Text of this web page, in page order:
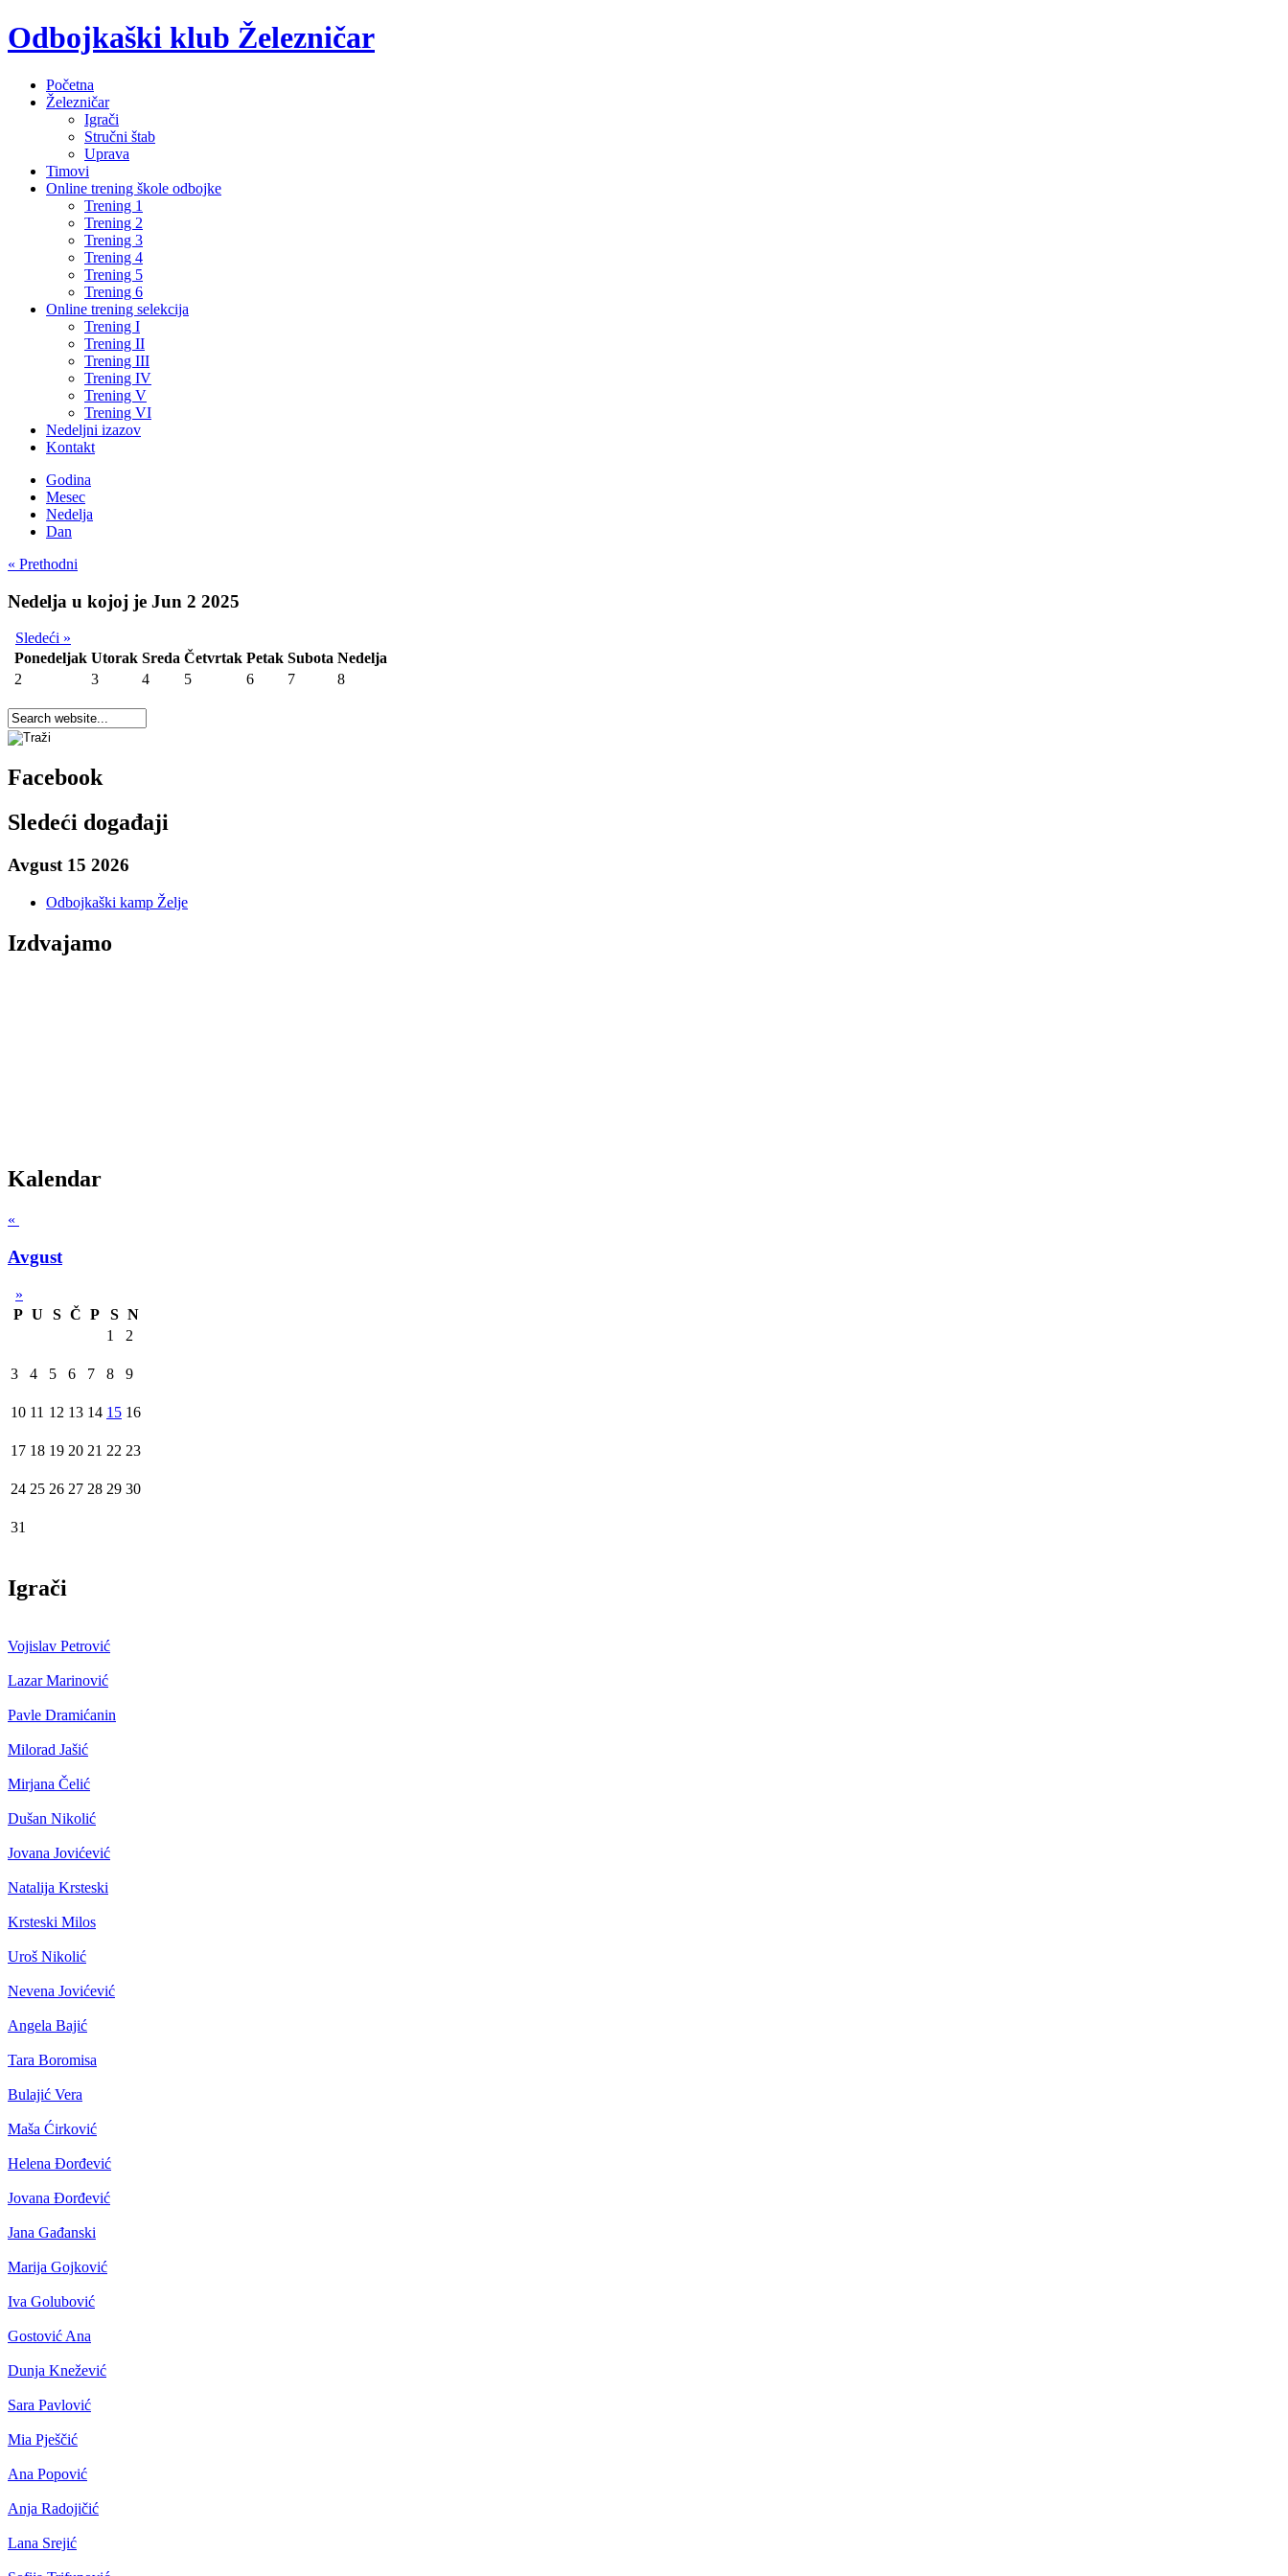
Odbojkaški klub Železničar
Početna
Železničar
Igrači
Stručni štab
Uprava
Timovi
Online trening škole odbojke
Trening 1
Trening 2
Trening 3
Trening 4
Trening 5
Trening 6
Online trening selekcija
Trening I
Trening II
Trening III
Trening IV
Trening V
Trening VI
Nedeljni izazov
Kontakt
Godina
Mesec
Nedelja
Dan
« Prethodni
Nedelja u kojoj je Jun 2 2025
Sledeći »
Ponedeljak Utorak Sreda Četvrtak Petak Subota Nedelja
2
3 4 5 6 7 8
Facebook
Sledeći događaji
Avgust 15 2026
Odbojkaški kamp Želje
Izdvajamo
Kalendar
«
Avgust
»
P U S Č P S N
1
2
3 4 5 6 7 8 9
10 11 12 13 14 15 16
17 18 19 20 21 22 23
24 25 26 27 28 29 30
31
Igrači
Vojislav Petrović
Lazar Marinović
Pavle Dramićanin
Milorad Jašić
Mirjana Čelić
Dušan Nikolić
Jovana Jovićević
Natalija Krsteski
Krsteski Milos
Uroš Nikolić
Nevena Jovićević
Angela Bajić
Tara Boromisa
Bulajić Vera
Maša Ćirković
Helena Đorđević
Jovana Đorđević
Jana Gađanski
Marija Gojković
Iva Golubović
Gostović Ana
Dunja Knežević
Sara Pavlović
Mia Pješčić
Ana Popović
Anja Radojičić
Lana Srejić